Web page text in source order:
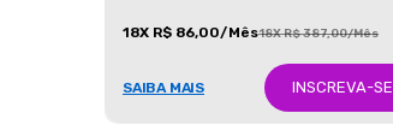
18X R$ 86,00/Mês18X R$ 387,00/Mês
SAIBA MAIS INSCREVA-SE